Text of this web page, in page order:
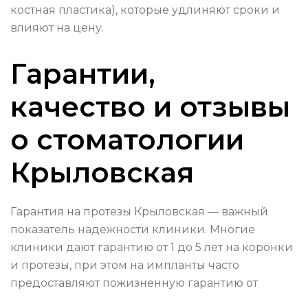
костная пластика), которые удлиняют сроки и
влияют на цену.
Гарантии,
качество и отзывы
о стоматологии
Крыловская
Гарантия на протезы Крыловская — важный
показатель надежности клиники. Многие
клиники дают гарантию от 1 до 5 лет на коронки
и протезы, при этом на импланты часто
предоставляют пожизненную гарантию от